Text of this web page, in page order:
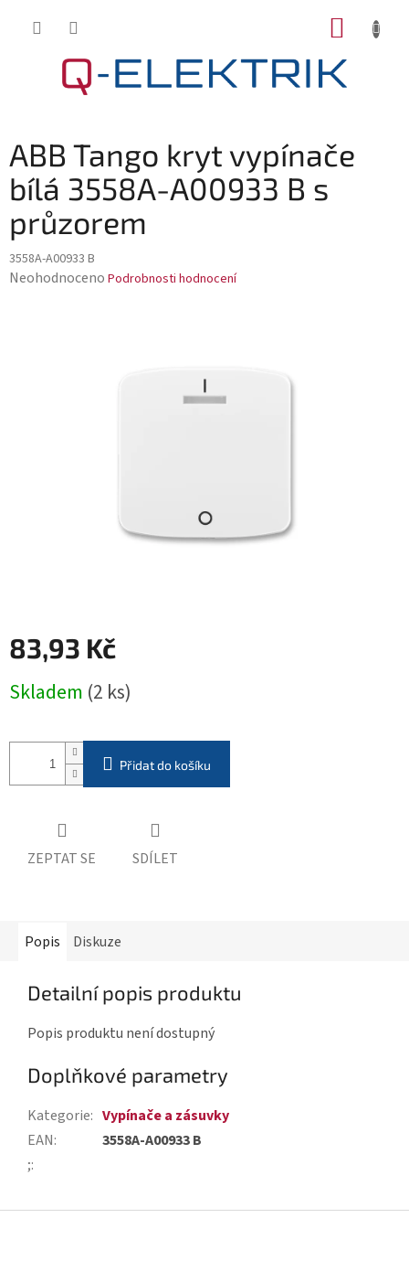
ABB Tango kryt vypínače
bílá 3558A-A00933 B s
průzorem
3558A-A00933 B
Průměrné
Neohodnoceno Podrobnosti hodnocení
83,93 Kč
cena:
Skladem (2 ks)
Přidat do košíku
ZEPTAT SE SDÍLET
Popis Diskuze
Detailní popis produktu
Popis produktu není dostupný
Doplňkové parametry
Kategorie: Vypínače a zásuvky
EAN:
3558A-A00933 B
;: